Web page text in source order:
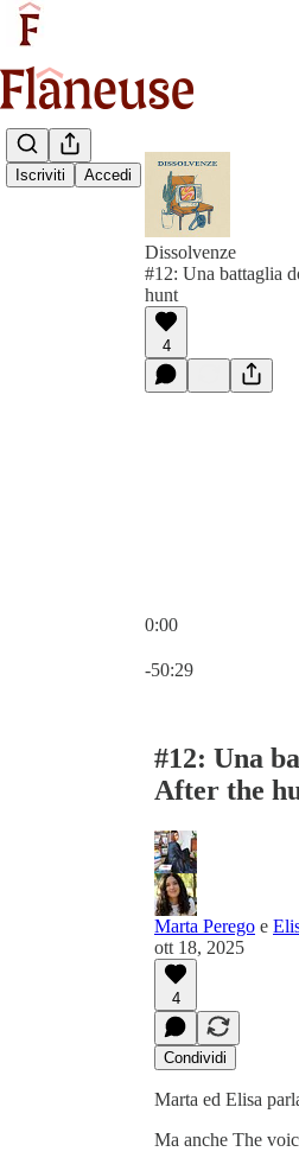
Iscriviti Accedi
Dissolvenze
#12: Una battaglia
hunt
4
0:00
-50:29
#12: Una
After the
Marta Perego e
ott 18, 2025
4
Condividi
Marta ed Elisa
Ma anche The